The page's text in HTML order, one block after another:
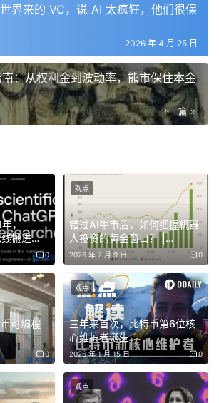
息开始，STRC连续七个月加息，截至
11.5%。源源不断的投资者为了稳定高息
稳在面值上方，Saylor得以通过ATM程
传统资本市场的净利润估值模型，转而
指标，来定义Strategy作为“比特币本位”
，每股普通股对应的比特币持有量的增长
Strategy实现了6.2%的比特币增益，全
目标的杠杆工具：通过发行融资成本固
有长期升值潜力的比特币。
界来的 VC，说 AI 太疯狂，他们很保
2026 年 4 月 25 日
：从权利金到波动率，熊市保住本金
下一篇
，
搬进
0
错过AI牛市后，如何把握机器
人投资的黄金窗口？ |
BlockWeeks
2026 年 7 月 9 日 0
观点
可编程
0
三年来首次，比特币第6位核
心维护者诞生
2026 年 1 月 15 日 0
观点
观点